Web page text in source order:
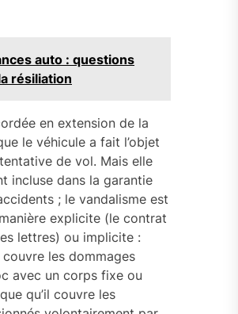
auto : questions
résiliation
en extension de la
le véhicule a fait l’objet
tentative de vol. Mais elle
incluse dans la garantie
; le vandalisme est
explicite (le contrat
lettres) ou implicite :
couvre les dommages
avec un corps fixe ou
qu’il couvre les